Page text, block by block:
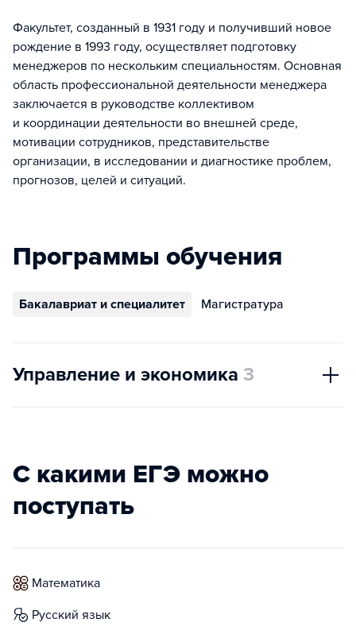
Факультет, созданный в 1931 году и получивший новое
рождение в 1993 году, осуществляет подготовку
менеджеров по нескольким специальностям. Основная
область профессиональной деятельности менеджера
заключается в руководстве коллективом
и координации деятельности во внешней среде,
мотивации сотрудников, представительстве
организации, в исследовании и диагностике проблем,
прогнозов, целей и ситуаций.
Программы обучения
Бакалавриат и специалитет Магистратура
Управление и экономика 3
С какими ЕГЭ можно
поступать
математика
русский язык